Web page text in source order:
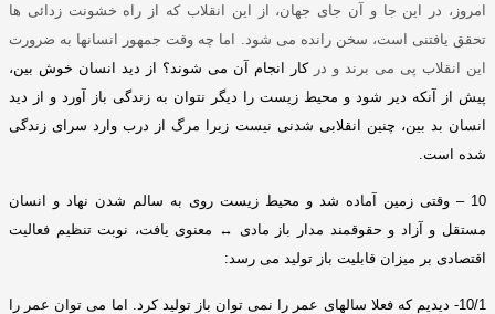
امروز، در این جا و آن جای جهان، از این انقلاب که از راه خشونت زدائی ها
تحقق یافتنی است، سخن رانده می شود
اما چه وقت جمهور انسانها به ضرورت
این انقلاب پی می برند و در کار انجام آن می شوند؟ از دید انسان خوش بین،
پیش از آنکه دیر شود و محیط زیست را دیگر نتوان به زندگی باز آورد و از دید
انسان بد بین، چنین انقلابی شدنی نیست زیرا مرگ از درب وارد سرای زندگی
شده است
10 –
وقتی زمین آماده شد و محیط زیست روی به سالم شدن نهاد و انسان
مستقل و آزاد و حقوقمند مدار باز مادی ↔ معنوی یافت، نوبت تنظیم فعالیت
اقتصادی بر میزان قابلیت باز تولید می رسد :
10/1- دیدیم که فعلا سالهای عمر را نمی توان باز تولید کرد
اما می توان عمر را